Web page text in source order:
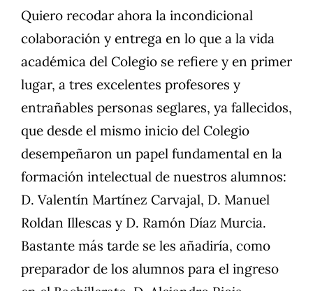
Quiero recodar ahora la incondicional
colaboración y entrega en lo que a la vida
académica del Colegio se refiere y en primer
lugar, a tres excelentes profesores y
entrañables personas seglares, ya fallecidos,
que desde el mismo inicio del Colegio
desempeñaron un papel fundamental en la
formación intelectual de nuestros alumnos:
D. Valentín Martínez Carvajal, D. Manuel
Roldan Illescas y D. Ramón Díaz Murcia.
Bastante más tarde se les añadiría, como
preparador de los alumnos para el ingreso